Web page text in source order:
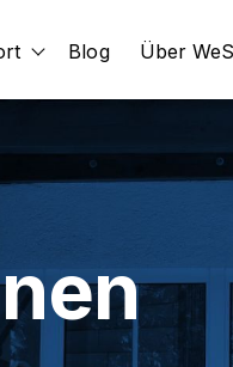
for Unser Service
Show submenu for
Blog Über